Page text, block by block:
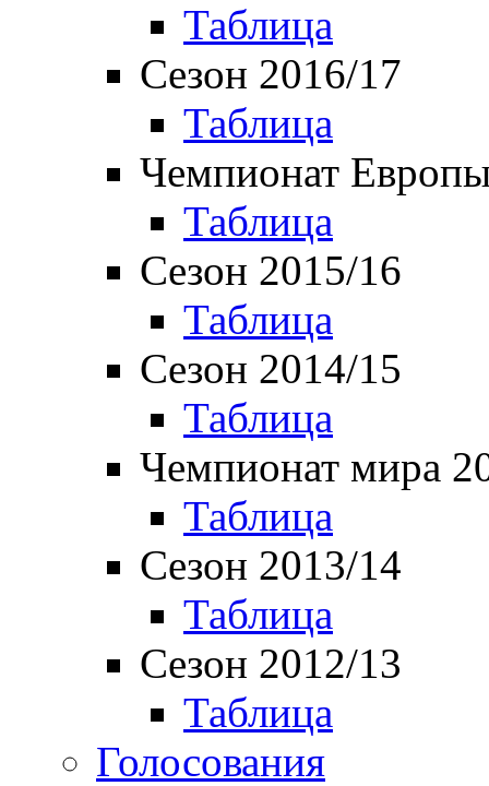
Таблица
Сезон 2016/17
Таблица
Чемпионат
Таблица
Сезон 2015/16
Таблица
Сезон 2014/15
Таблица
Чемпионат мира
Таблица
Сезон 2013/14
Таблица
Сезон 2012/13
Таблица
Голосования